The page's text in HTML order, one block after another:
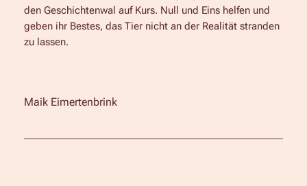
den Geschichtenwal auf Kurs. Null und Eins helfen und
geben ihr Bestes, das Tier nicht an der Realität stranden
zu lassen.
Maik Eimertenbrink